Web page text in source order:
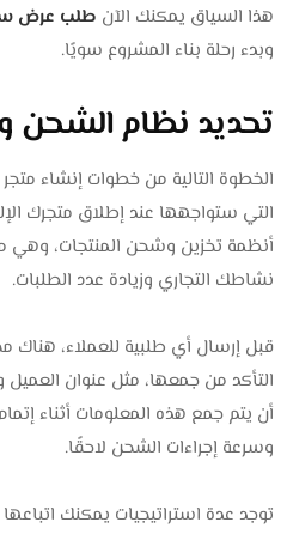
هذا السياق يمكنك الآن طلب عرض
وبدء رحلة بناء المشروع سويًا.
تحديد نظام الشحن
الخطوة التالية من خطوات إنشاء متجر
التي ستواجهها عند إطلاق متجرك
أنظمة تخزين وشحن المنتجات، وهي
نشاطك التجاري وزيادة عدد الطلبات.
قبل إرسال أي طلبية للعملاء، هناك
التأكد من جمعها، مثل عنوان
أن يتم جمع هذه المعلومات أثناء
وسرعة إجراءات الشحن لاحقًا.
توجد عدة استراتيجيات يمكنك